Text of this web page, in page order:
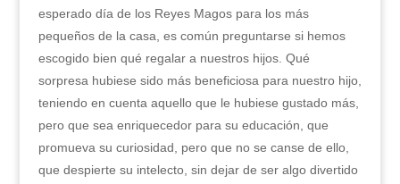
esperado día de los Reyes Magos para los más
pequeños de la casa, es común preguntarse si hemos
escogido bien qué regalar a nuestros hijos. Qué
sorpresa hubiese sido más beneficiosa para nuestro hijo,
teniendo en cuenta aquello que le hubiese gustado más,
pero que sea enriquecedor para su educación, que
promueva su curiosidad, pero que no se canse de ello,
que despierte su intelecto, sin dejar de ser algo divertido